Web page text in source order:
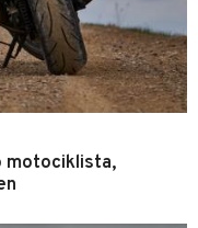
motociklista,